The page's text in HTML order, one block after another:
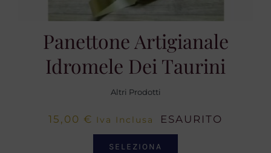
Panettone Artigianale
Idromele Dei Taurini
Altri Prodotti
15,00 € Iva Inclusa ESAURITO
SELEZIONA